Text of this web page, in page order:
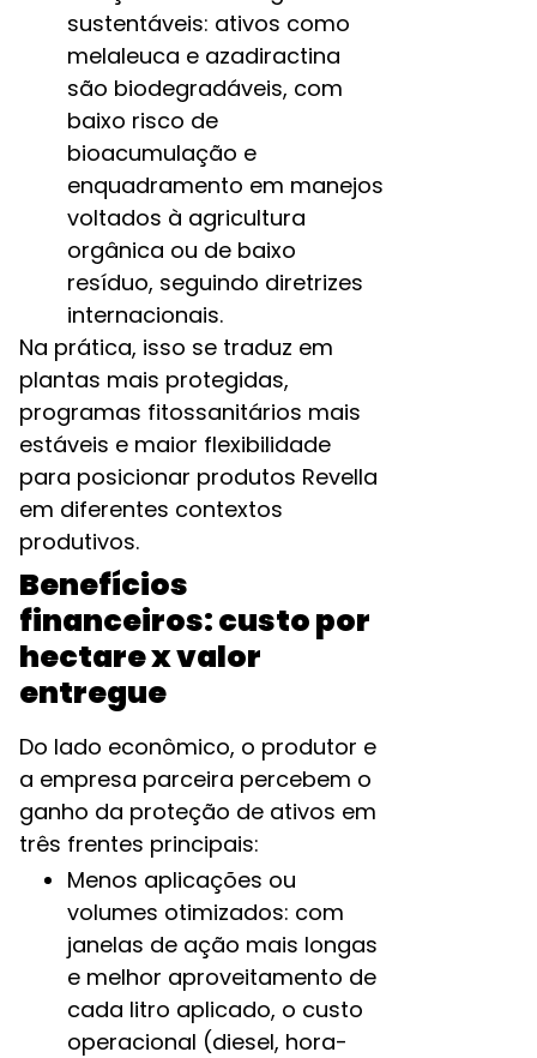
sustentáveis: ativos como
melaleuca e azadiractina
são biodegradáveis, com
baixo risco de
bioacumulação e
enquadramento em manejos
voltados à agricultura
orgânica ou de baixo
resíduo, seguindo diretrizes
internacionais.​
Na prática, isso se traduz em
plantas mais protegidas,
programas fitossanitários mais
estáveis e maior flexibilidade
para posicionar produtos Revella
em diferentes contextos
produtivos.
Benefícios
financeiros: custo por
hectare x valor
entregue
Do lado econômico, o produtor e
a empresa parceira percebem o
ganho da proteção de ativos em
três frentes principais:
Menos aplicações ou
volumes otimizados: com
janelas de ação mais longas
e melhor aproveitamento de
cada litro aplicado, o custo
operacional (diesel, hora-